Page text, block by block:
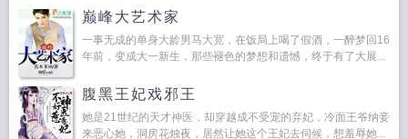
巅峰大艺术家
一事无成的单身大龄男马大宽，在饭局上喝了假酒，一醉梦回16
年前，变成大一新生，那些褪色的梦想和遗憾，终于有了大展...
腹黑王妃戏邪王
她是21世纪的天才神医，却穿越成不受宠的弃妃，冷面王爷纳妾
来恶心她，洞房花烛夜，居然让她这个王妃去伺候，想羞辱她...